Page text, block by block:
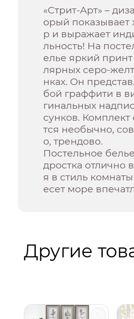
«Стрит-Арт» –
орый показывает
р и выражает
льность! На
елье яркий
лярных серо-
нках. Он
бой граффити в
гинальных
сунков. Комплект
тся необычно,
о, трендово.
Постельное
дростка отлично
я в стиль
есет море
Другие